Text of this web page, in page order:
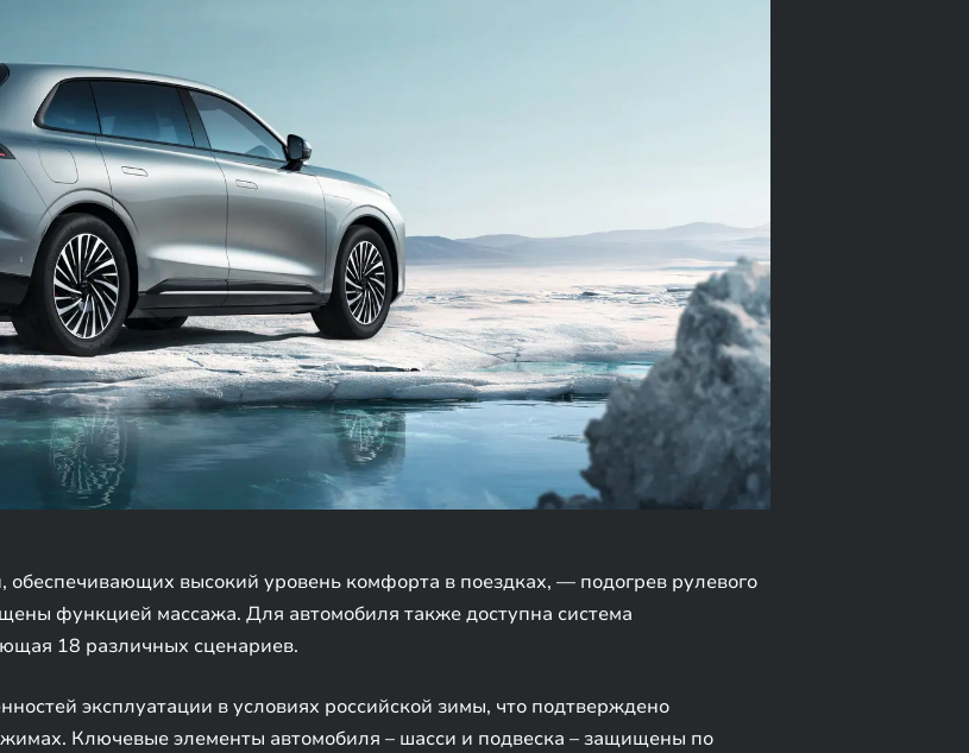
обеспечивающих высокий уровень комфорта в поездках, — подогрев рулевого
функцией массажа. Для автомобиля также доступна система
18 различных сценариев.
эксплуатации в условиях российской зимы, что подтверждено
Ключевые элементы автомобиля – шасси и подвеска – защищены по